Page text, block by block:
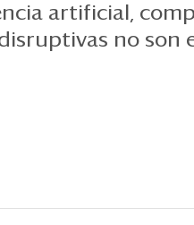
artificial,
no son